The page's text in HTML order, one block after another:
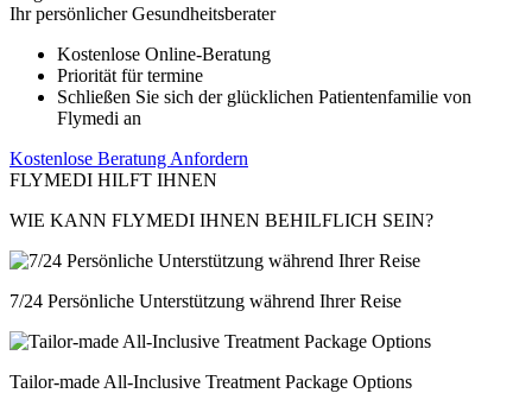
Ihr persönlicher Gesundheitsberater
Kostenlose Online-Beratung
Priorität für termine
Schließen Sie sich der glücklichen Patientenfamilie von
Flymedi an
Kostenlose Beratung Anfordern
FLYMEDI HILFT IHNEN
WIE KANN FLYMEDI IHNEN BEHILFLICH SEIN?
7/24 Persönliche Unterstützung während Ihrer Reise
Tailor-made All-Inclusive Treatment Package Options